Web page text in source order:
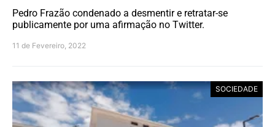
Pedro Frazão condenado a desmentir e retratar-se
publicamente por uma afirmação no Twitter.
11 de Fevereiro, 2022
SOCIEDADE